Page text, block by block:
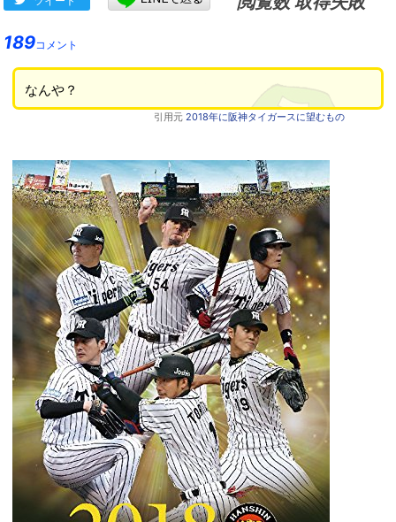
189コメント
なんや？
引用元 2018年に阪神タイガースに望むもの